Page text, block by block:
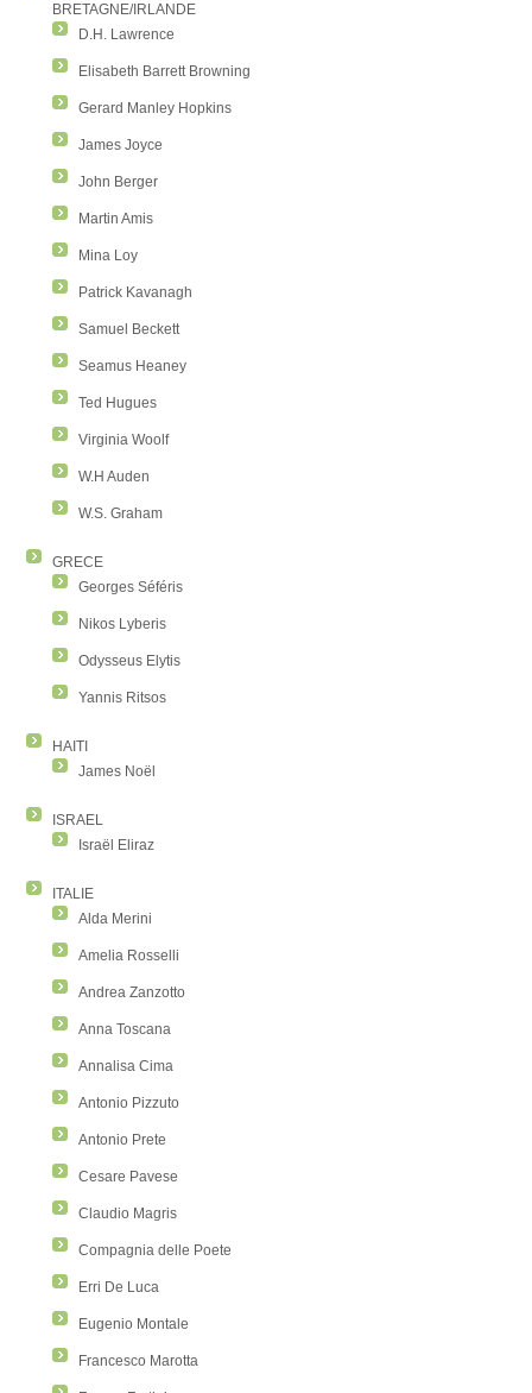
BRETAGNE/IRLANDE
D.H. Lawrence
Elisabeth Barrett Browning
Gerard Manley Hopkins
James Joyce
John Berger
Martin Amis
Mina Loy
Patrick Kavanagh
Samuel Beckett
Seamus Heaney
Ted Hugues
Virginia Woolf
W.H Auden
W.S. Graham
GRECE
Georges Séféris
Nikos Lyberis
Odysseus Elytis
Yannis Ritsos
HAITI
James Noël
ISRAEL
Israël Eliraz
ITALIE
Alda Merini
Amelia Rosselli
Andrea Zanzotto
Anna Toscana
Annalisa Cima
Antonio Pizzuto
Antonio Prete
Cesare Pavese
Claudio Magris
Compagnia delle Poete
Erri De Luca
Eugenio Montale
Francesco Marotta